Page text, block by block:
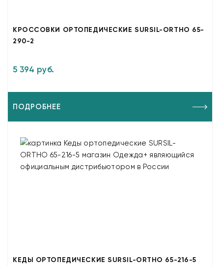
КРОССОВКИ ОРТОПЕДИЧЕСКИЕ SURSIL-ORTHO 65-
290-2
5 394 руб.
ПОДРОБНЕЕ
КЕДЫ ОРТОПЕДИЧЕСКИЕ SURSIL-ORTHO 65-216-5